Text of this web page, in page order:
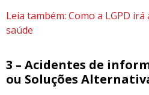
Leia também: Como a LGPD
saúde
3 – Acidentes de
ou Soluções A